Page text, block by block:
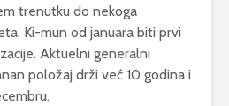
trenutku do nekoga
Ki-mun od januara biti prvi
Aktuelni generalni
položaj drži već 10 godina i